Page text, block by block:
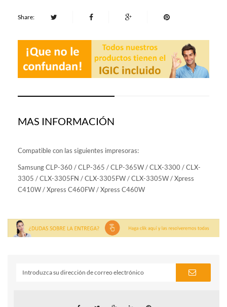
Share:
MAS INFORMACIÓN
Compatible con las siguientes impresoras:
Samsung CLP-360 / CLP-365 / CLP-365W / CLX-3300 / CLX-
3305 / CLX-3305FN / CLX-3305FW / CLX-3305W / Xpress
C410W / Xpress C460FW / Xpress C460W